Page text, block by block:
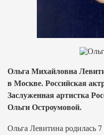
Ольга Михайловна
в Москве. Российская
Заслуженная артистка
Ольги Остроумовой.
Ольга Левитина родилась